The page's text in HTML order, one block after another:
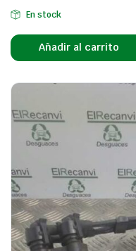
En stock
Añadir al carrito